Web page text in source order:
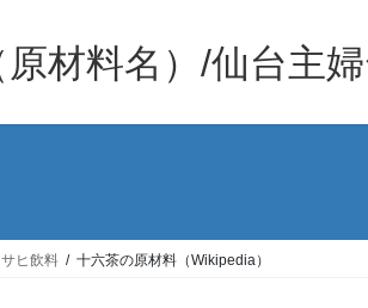
材料名）/仙台主
ヒ飲料 十六茶の原材料（Wikipedia）